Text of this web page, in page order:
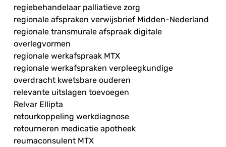
regiebehandelaar palliatieve zorg
regionale afspraken verwijsbrief Midden-Nederland
regionale transmurale afspraak digitale
overlegvormen
regionale werkafspraak MTX
regionale werkafspraken verpleegkundige
overdracht kwetsbare ouderen
relevante uitslagen toevoegen
Relvar Ellipta
retourkoppeling werkdiagnose
retourneren medicatie apotheek
reumaconsulent MTX